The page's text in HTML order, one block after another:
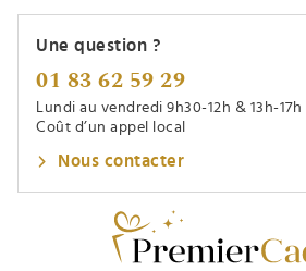
Une question ?
01 83 62 59 29
Lundi au vendredi 9h30-12h & 13h-17h
Coût d’un appel local
Nous contacter